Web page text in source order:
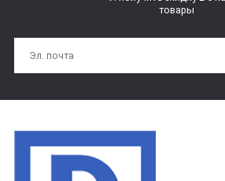
товары